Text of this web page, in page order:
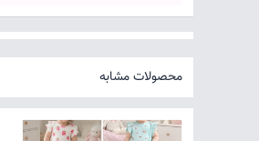
محصولات مشابه